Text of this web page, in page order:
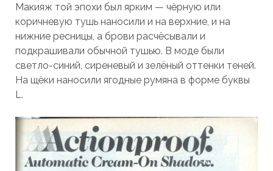
Макияж той эпохи был ярким — чёрную или
коричневую тушь наносили и на верхние, и на
нижние ресницы, а брови расчёсывали и
подкрашивали обычной тушью. В моде были
светло-синий, сиреневый и зелёный оттенки теней.
На щёки наносили ягодные румяна в форме буквы
L.